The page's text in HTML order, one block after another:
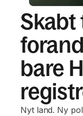
Skabt
bare
Nyt land. Ny